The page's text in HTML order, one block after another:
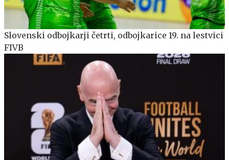
Slovenski odbojkarji četrti, odbojkarice 19. na lestvici
FIVB